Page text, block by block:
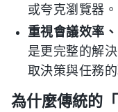
或夸克瀏覽器。
重視會議效率
是更完整的解
取決策與任務
為什麼傳統的